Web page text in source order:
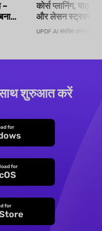
–
कोर्स प्लानिंग,
और लेसन
सिलेबस जनरेटर |
UPDF AI संरचित कोर्स
शुरुआत करें
for
for
for